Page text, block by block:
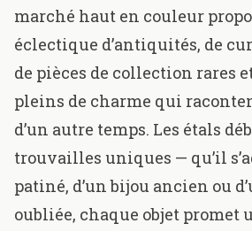
marché haut en couleur
éclectique d’antiquités, de
de pièces de collection rares
pleins de charme qui
d’un autre temps. Les étals
trouvailles uniques — qu’il
patiné, d’un bijou ancien ou
oubliée, chaque objet promet